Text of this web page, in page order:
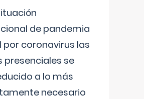
de pandemia
por coronavirus las
presenciales se
a lo más
necesario